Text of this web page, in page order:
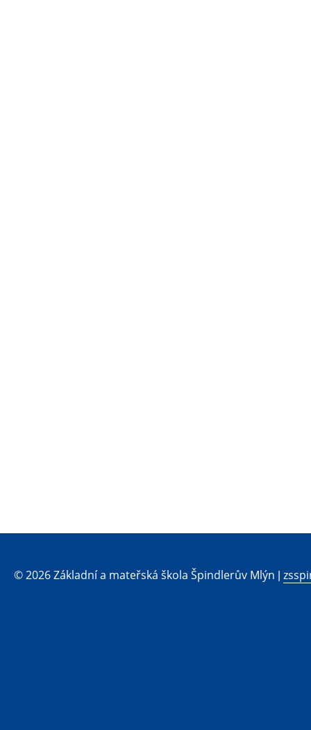
© 2026 Základní a mateřská škola Špindlerův Mlýn |